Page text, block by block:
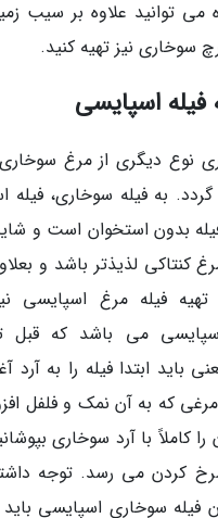
می توانید علاوه بر سیب
سوخاری نیز تهیه کنید.
فیله اسپایسی
نوع دیگری از مرغ
به فیله سوخاری، فیله
بدون استخوان است و
کنتاکی لذیذتر باشد و
تهیه فیله مرغ اسپایسی
می باشد که قبل
باید ابتدا فیله را به
که به آن نمک و فلفل
کاملاً با آرد سوخاری
کردن می رسد. توجه
سوخاری اسپایسی باید